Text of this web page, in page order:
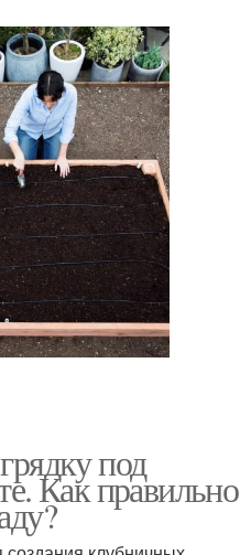
под
Как правильно